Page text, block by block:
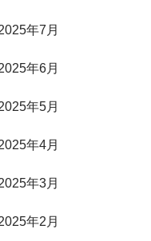
年7月
年6月
年5月
年4月
年3月
年2月